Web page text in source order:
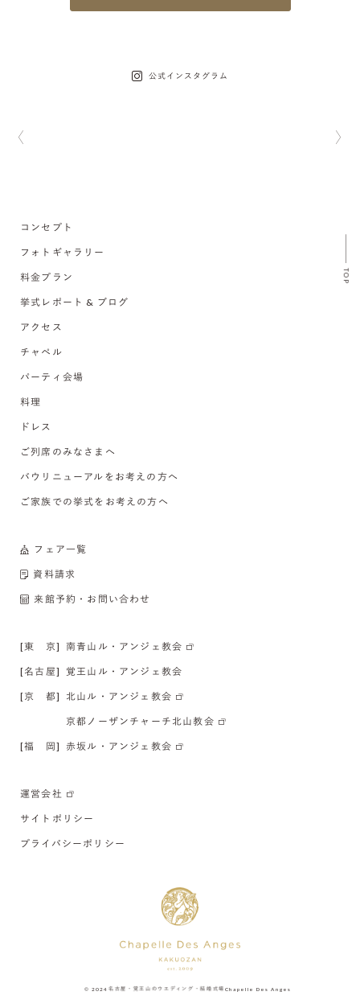
公式インスタグラム
TOP
コンセプト
フォトギャラリー
料金プラン
挙式レポート & ブログ
アクセス
チャペル
パーティ会場
料理
ドレス
ご列席のみなさまへ
バウリニューアルをお考えの方へ
ご家族での挙式をお考えの方へ
フェア一覧
資料請求
来館予約・お問い合わせ
[東 京] 南青山ル・アンジェ教会
[名古屋] 覚王山ル・アンジェ教会
[京 都] 北山ル・アンジェ教会
京都ノーザンチャーチ北山教会
[福 岡] 赤坂ル・アンジェ教会
運営会社
サイトポリシー
プライバシーポリシー
© 2024 名古屋・覚王山のウエディング・結婚式場 Chapelle Des Anges